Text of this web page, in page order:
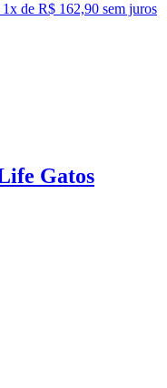
1x de R$ 162,90 sem juros
Gatos